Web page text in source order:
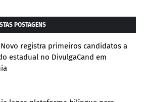
POSTAGENS
registra primeiros candidatos a
estadual no DivulgaCand em